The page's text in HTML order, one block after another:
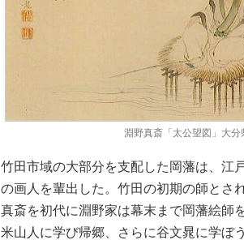
淵野真斎「太公望図」大分
竹田市域の大部分を支配した岡藩は、江
の画人を輩出した。竹田の初期の師とさ
真斎を初代に淵野家は幕末まで岡藩絵師
米山人に学び帰郷、さらに谷文晁に学ぼ